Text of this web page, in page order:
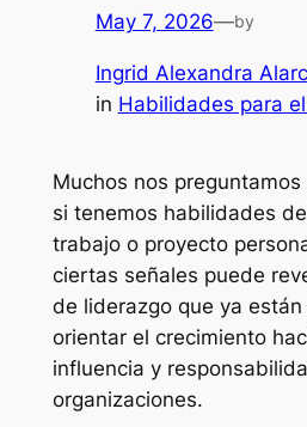
May 7, 2026—by
Ingrid Alexandra
in Habilidades para
Muchos nos
si tenemos habilidades
trabajo o proyecto
ciertas señales puede
de liderazgo que ya
orientar el crecimiento
influencia y
organizaciones.